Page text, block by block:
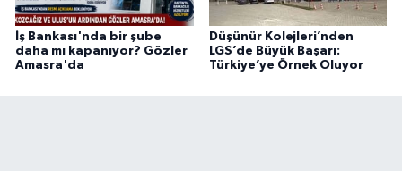
İş Bankası'nda bir şube
daha mı kapanıyor? Gözler
Amasra'da
Düşünür Kolejleri’nden
LGS’de Büyük Başarı:
Türkiye’ye Örnek Oluyor